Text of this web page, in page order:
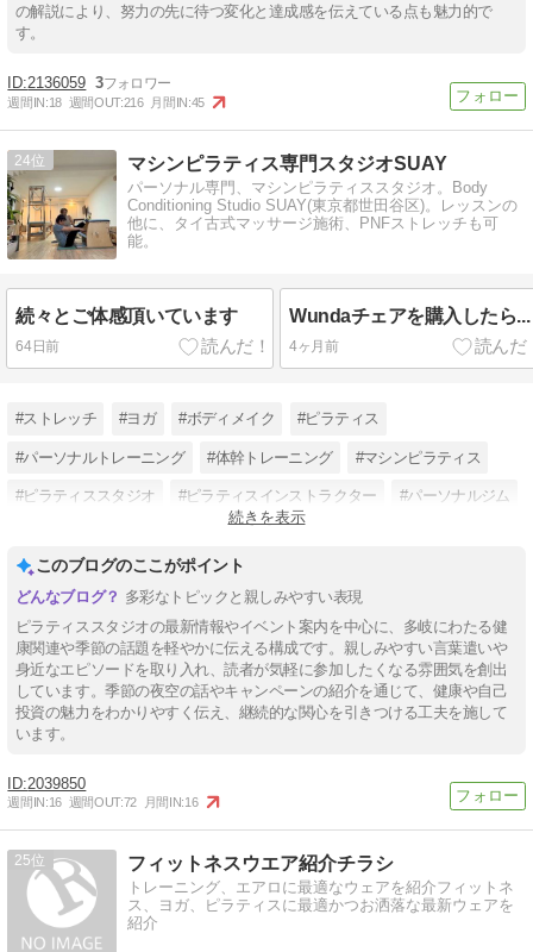
の解説により、努力の先に待つ変化と達成感を伝えている点も魅力的で
す。
2136059 3
週間IN:18 週間OUT:216 月間IN:45
24 マシンピラティス専門スタジオSUAY
パーソナル専門、マシンピラティススタジオ。Body
Conditioning Studio SUAY(東京都世田谷区)。レッスンの
他に、タイ古式マッサージ施術、PNFストレッチも可
能。
続々とご体感頂いています
64日前
Wundaチェアを購入したら...
4ヶ月前
#ストレッチ #ヨガ #ボディメイク #ピラティス
#パーソナルトレーニング #体幹トレーニング #マシンピラティス
#ピラティススタジオ #ピラティスインストラクター #パーソナルジム
続きを表示
このブログのここがポイント
多彩なトピックと親しみやすい表現
ピラティススタジオの最新情報やイベント案内を中心に、多岐にわたる健
康関連や季節の話題を軽やかに伝える構成です。親しみやすい言葉遣いや
身近なエピソードを取り入れ、読者が気軽に参加したくなる雰囲気を創出
しています。季節の夜空の話やキャンペーンの紹介を通じて、健康や自己
投資の魅力をわかりやすく伝え、継続的な関心を引きつける工夫を施して
います。
2039850
週間IN:16 週間OUT:72 月間IN:16
25 フィットネスウエア紹介チラシ
トレーニング、エアロに最適なウェアを紹介フィットネ
ス、ヨガ、ピラティスに最適かつお洒落な最新ウェアを
紹介